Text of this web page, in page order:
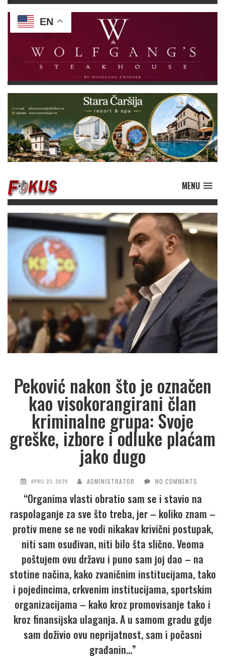
MENU
Peković nakon što je označen
kao visokorangirani član
kriminalne grupa: Svoje
greške, izbore i odluke plaćam
jako dugo
APRIL 23, 2025 ADMINISTRATOR NO COMMENTS
“Organima vlasti obratio sam se i stavio na
raspolaganje za sve što treba, jer – koliko znam –
protiv mene se ne vodi nikakav krivični postupak,
niti sam osuđivan, niti bilo šta slično. Veoma
poštujem ovu državu i puno sam joj dao – na
stotine načina, kako zvaničnim institucijama, tako
i pojedincima, crkvenim institucijama, sportskim
organizacijama – kako kroz promovisanje tako i
kroz finansijska ulaganja. A u samom gradu gdje
sam doživio ovu neprijatnost, sam i počasni
građanin…”
EN